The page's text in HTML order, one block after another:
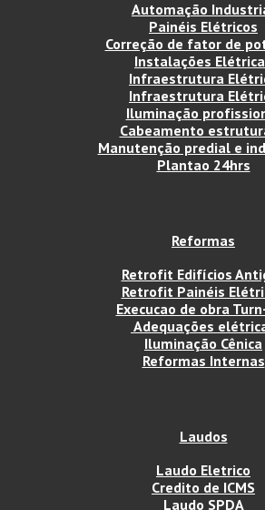
Automação
Painéis Elétricos
Correção de fator de
Instalações
Infraestrutura
Infraestrutura
Iluminação
Cabeamento
Manutenção predial e
Plantao 24hrs
Reformas
Retrofit Edifícios
Retrofit Painéis
Execucao de obra
Adequações
Iluminação Cênica
Reformas Internas
Laudos
Laudo Eletrico
Credito de ICMS
Laudo SPDA